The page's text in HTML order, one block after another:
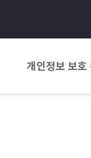
개인정보 보호